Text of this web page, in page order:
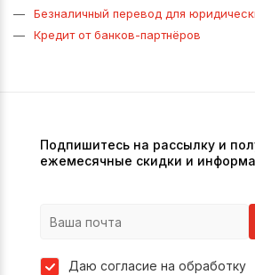
Безналичный перевод для
Кредит от банков-партнёров
Подпишитесь на рассылку и
ежемесячные скидки и
Даю согласие на обработку